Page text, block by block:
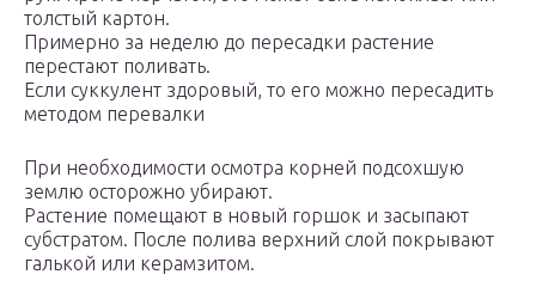
толстый картон.
Примерно за неделю до пересадки растение
перестают поливать.
Если суккулент здоровый, то его можно пересадить
методом перевалки
При необходимости осмотра корней подсохшую
землю осторожно убирают.
Растение помещают в новый горшок и засыпают
субстратом. После полива верхний слой покрывают
галькой или керамзитом.